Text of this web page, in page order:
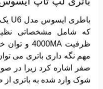
مهم نگه داری باتری می
صفر اشاره کرد زیرا در
شوک وارد شده به باتری